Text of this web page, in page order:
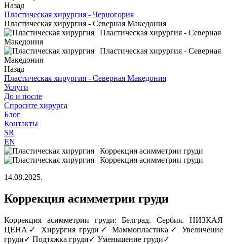
Назад
Пластическая хирургия - Черногория
Пластическая хирургия - Северная Македония
Назад
Пластическая хирургия - Северная Македония
Услуги
До и после
Спросите хирурга
Блог
Контакты
SR
EN
14.08.2025.
Коррекция асимметрии груди
Коррекция асимметрии груди: Белград. Сербия. НИЗКАЯ
ЦЕНА✓ Хирургия груди✓ Маммопластика✓ Увеличение
груди✓ Подтяжка груди✓ Уменьшение груди✓